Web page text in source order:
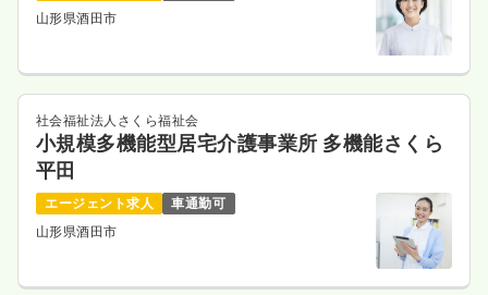
山形県酒田市
社会福祉法人さくら福祉会
小規模多機能型居宅介護事業所 多機能さくら
平田
エージェント求人
車通勤可
山形県酒田市